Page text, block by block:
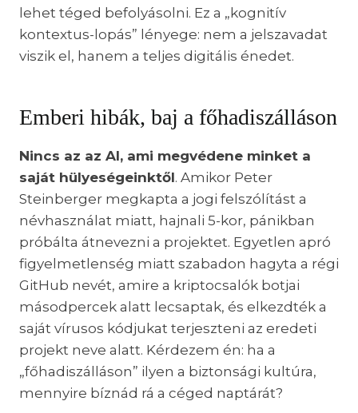
lehet téged befolyásolni. Ez a „kognitív
kontextus-lopás” lényege: nem a jelszavadat
viszik el, hanem a teljes digitális énedet.
Emberi hibák, baj a főhadiszálláson
Nincs az az AI, ami megvédene minket a
saját hülyeségeinktől. Amikor Peter
Steinberger megkapta a jogi felszólítást a
névhasználat miatt, hajnali 5-kor, pánikban
próbálta átnevezni a projektet. Egyetlen apró
figyelmetlenség miatt szabadon hagyta a régi
GitHub nevét, amire a kriptocsalók botjai
másodpercek alatt lecsaptak, és elkezdték a
saját vírusos kódjukat terjeszteni az eredeti
projekt neve alatt. Kérdezem én: ha a
„főhadiszálláson” ilyen a biztonsági kultúra,
mennyire bíznád rá a céged naptárát?